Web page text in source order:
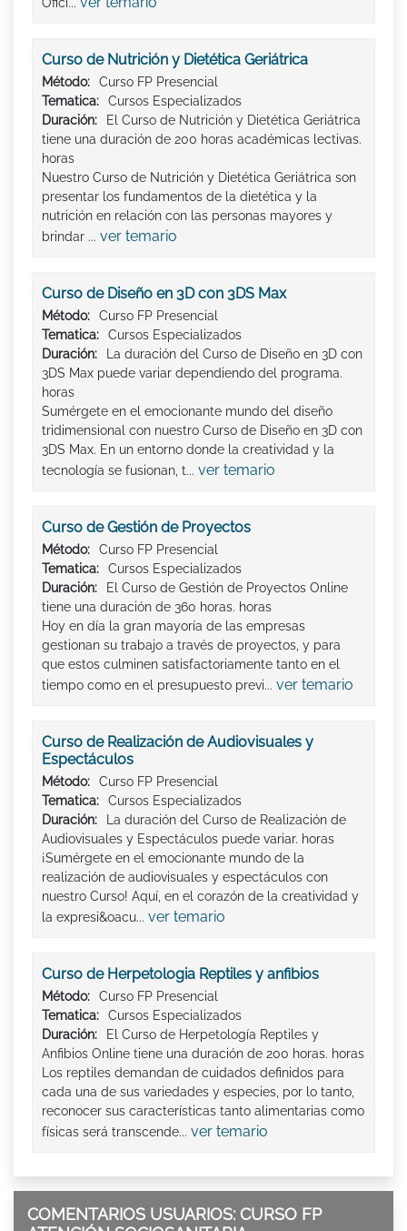
Ofici...
Curso de Nutrición y Dietética Geriátrica
Método:
Curso FP Presencial
Tematica:
Cursos Especializados
Duración:
El Curso de Nutrición y Dietética Geriátrica
tiene una duración de 200 horas académicas lectivas.
horas
Nuestro Curso de Nutrición y Dietética Geriátrica son
presentar los fundamentos de la dietética y la
nutrición en relación con las personas mayores y
brindar ... ver temario
Curso de Diseño en 3D con 3DS Max
Método:
Curso FP Presencial
Tematica:
Cursos Especializados
Duración:
La duración del Curso de Diseño en 3D con
3DS Max puede variar dependiendo del programa.
horas
Sumérgete en el emocionante mundo del diseño
tridimensional con nuestro Curso de Diseño en 3D con
3DS Max. En un entorno donde la creatividad y la
tecnología se fusionan, t... ver temario
Curso de Gestión de Proyectos
Método:
Curso FP Presencial
Tematica:
Cursos Especializados
Duración:
El Curso de Gestión de Proyectos Online
tiene una duración de 360 horas. horas
Hoy en día la gran mayoría de las empresas
gestionan su trabajo a través de proyectos, y para
que estos culminen satisfactoriamente tanto en el
tiempo como en el presupuesto previ... ver temario
Curso de Realización de Audiovisuales y
Espectáculos
Método:
Curso FP Presencial
Tematica:
Cursos Especializados
Duración:
La duración del Curso de Realización de
Audiovisuales y Espectáculos puede variar. horas
¡Sumérgete en el emocionante mundo de la
realización de audiovisuales y espectáculos con
nuestro Curso! Aquí, en el corazón de la creatividad y
la expresi&oacu... ver temario
Curso de Herpetologia Reptiles y anfibios
Método:
Curso FP Presencial
Tematica:
Cursos Especializados
Duración:
El Curso de Herpetología Reptiles y
Anfibios Online tiene una duración de 200 horas. horas
Los reptiles demandan de cuidados definidos para
cada una de sus variedades y especies, por lo tanto,
reconocer sus características tanto alimentarias como
físicas será transcende... ver temario
COMENTARIOS USUARIOS: CURSO FP